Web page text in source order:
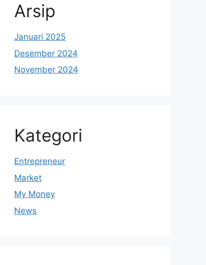
Arsip
Januari 2025
Desember 2024
November 2024
Kategori
Entrepreneur
Market
My Money
News